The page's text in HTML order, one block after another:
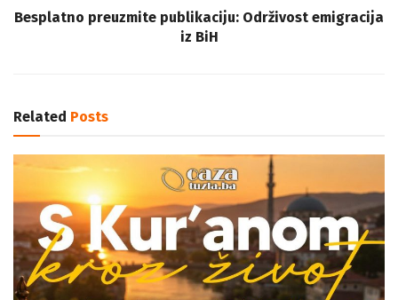
Besplatno preuzmite publikaciju: Održivost emigracija
iz BiH
Related Posts